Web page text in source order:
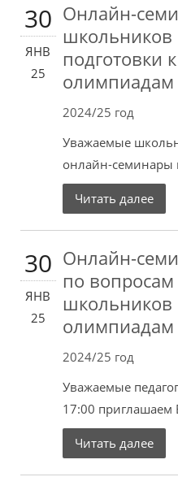
30
ЯНВ
25
Онлайн-
школьников
подготовки
олимпиадам
2024/25 год
Уважаемые
онлайн-семинары
Читать далее
30
ЯНВ
25
Онлайн-
по вопросам
школьников
олимпиадам
2024/25 год
Уважаемые
17:00 приглашаем
Читать далее